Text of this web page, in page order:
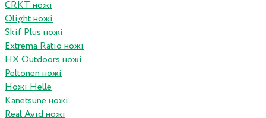
CRKT ножі
Olight ножі
Skif Plus ножі
Extrema Ratio ножі
HX Outdoors ножі
Peltonen ножі
Ножі Helle
Kanetsune ножі
Real Avid ножі